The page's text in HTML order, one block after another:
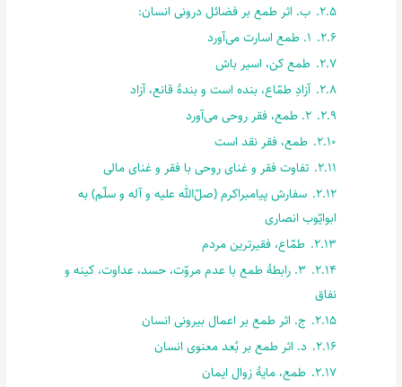
2.5. ب. اثر طمع بر فضائل درونی انسان:
2.6. 1. طمع اسارت می‌آورد
2.7. طمع کن، اسیر باش
2.8. آزادِ طمّاع، بنده است و بندۀ قانع، آزاد
2.9. 2. طمع، فقر روحی می‌آورد
2.10. طمع، فقر نقد است
2.11. تفاوت فقر و غنای روحی با فقر و غنای مالی
2.12. سفارش پیامبراکرم (صلّ‌الله علیه و آله و سلّم) به
ابوایّوب انصاری
2.13. طمّاع، فقیرترین مردم
2.14.
3. رابطۀ طمع با عدم مروّت، حسد، عداوت، کینه و
نفاق
2.15. ج. اثر طمع بر اعمال بیرونی انسان
2.16. د. اثر طمع بر بُعد معنوی انسان
2.17. طمع، مایۀ زوال ایمان